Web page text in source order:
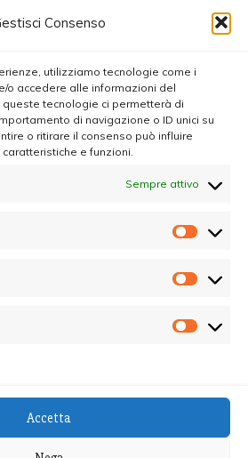
Consenso
utilizziamo tecnologie come i
o accedere alle informazioni del
tecnologie ci permetterà di
di navigazione o ID unici su
o ritirare il consenso può influire
e funzioni.
Sempre attivo
Accetta
Giornalistica online Registrata
- Direttore Responsabile dott.ssa